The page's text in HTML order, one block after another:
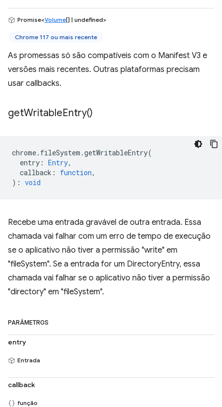
Promise<Volume[] | undefined>
Chrome 117 ou mais recente
As promessas só são compatíveis com o Manifest V3 e
versões mais recentes. Outras plataformas precisam
usar callbacks.
getWritableEntry()
chrome. fileSystem .getWritableEntry(
entry : Entry,
callback : function,
) : void
Recebe uma entrada gravável de outra entrada. Essa
chamada vai falhar com um erro de tempo de execução
se o aplicativo não tiver a permissão "write" em
"fileSystem". Se a entrada for um DirectoryEntry, essa
chamada vai falhar se o aplicativo não tiver a permissão
"directory" em "fileSystem".
PARÂMETROS
entry
Entrada
callback
função